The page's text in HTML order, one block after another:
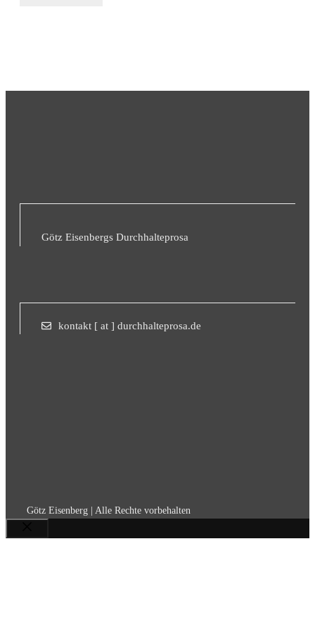
Götz Eisenbergs Durchhalteprosa
kontakt [ at ] durchhalteprosa.de
Götz Eisenberg | Alle Rechte vorbehalten
Schließen